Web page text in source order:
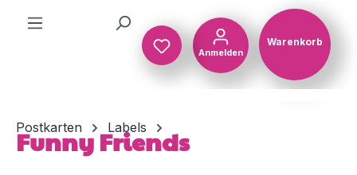
Anmelden
Warenkorb
Postkarten Labels
Funny Friends